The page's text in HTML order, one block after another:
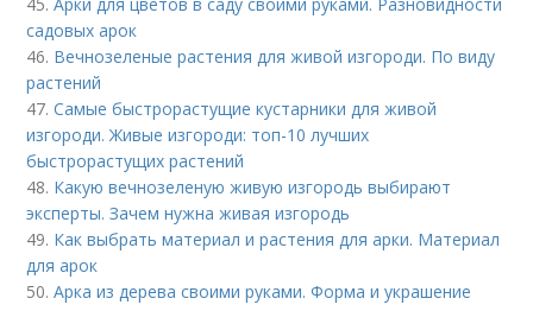
садовых арок
46. Вечнозеленые растения для живой изгороди. По виду
растений
47.Самые быстрорастущие кустарники для живой
изгороди. Живые изгороди: топ-10 лучших
быстрорастущих растений
48. Какую вечнозеленую живую изгородь выбирают
эксперты. Зачем нужна живая изгородь
49. Как выбрать материал и растения для арки. Материал
для арок
50.Арка из дерева своими руками. Форма и украшение